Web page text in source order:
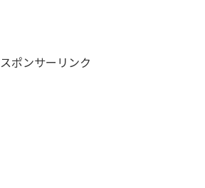
スポンサーリンク